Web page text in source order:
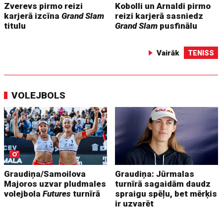
Zverevs pirmo reizi
karjerā izcīnaGrand Slam
titulu
Kobolli un Arnaldi pirmo
reizi karjerā sasniedz
Grand Slam pusfinālu
Vairāk TENISS
VOLEJBOLS
Graudiņa/Samoilova
Majoros uzvar pludmales
volejbolaFutures turnīrā
Graudiņa: Jūrmalas
turnīrā sagaidām daudz
spraigu spēļu, bet mērķis
ir uzvarēt